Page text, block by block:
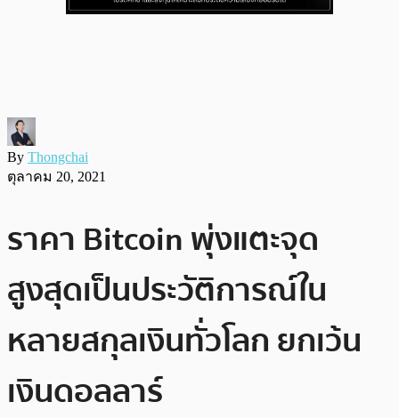
By Thongchai
ตุลาคม 20, 2021
ราคา Bitcoin พุ่งแตะจุด
สูงสุดเป็นประวัติการณ์ใน
หลายสกุลเงินทั่วโลก ยกเว้น
เงินดอลลาร์